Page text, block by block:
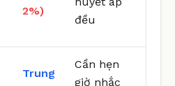
2%)
đều
Trung
Cần hẹn
giờ nhắc